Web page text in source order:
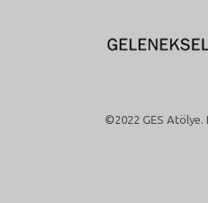
©2022 GES Atölye.